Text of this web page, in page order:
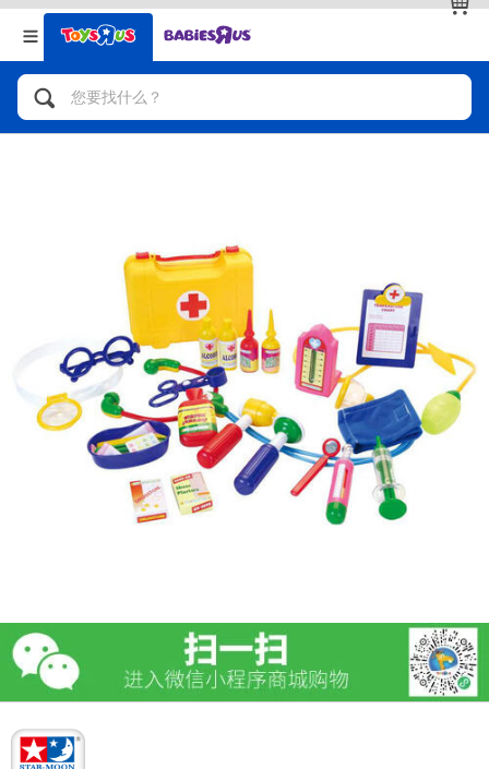
返回
分类目录
人气英雄，角色扮演，射击玩具
拼砌组合及乐高LEGO
玩具车，货车，火车及遥控系列
手工艺，文具，蜡笔，泥胶，画板
娃娃，芭比，收藏公仔
电子玩具
益智学习玩具
户外及运动产品
派对用品
返回
品牌
查看全部